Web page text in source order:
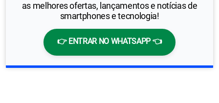
as melhores ofertas, lançamentos e notícias de
smartphones e tecnologia!
👉 ENTRAR NO WHATSAPP 👈